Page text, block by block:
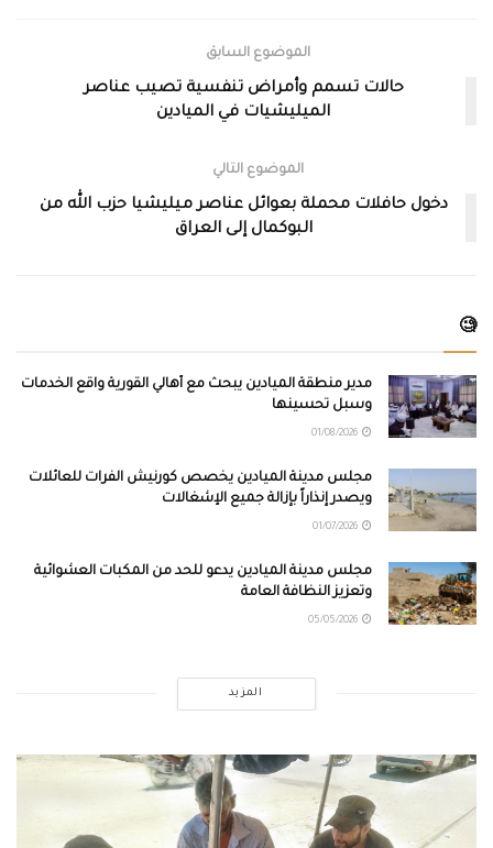
الموضوع السابق
حالات تسمم وأمراض تنفسية تصيب عناصر
الميليشيات في الميادين
الموضوع التالي
دخول حافلات محملة بعوائل عناصر ميليشيا حزب الله من
البوكمال إلى العراق
🧐
مدير منطقة الميادين يبحث مع أهالي القورية واقع الخدمات
وسبل تحسينها
مجلس مدينة الميادين يخصص كورنيش الفرات للعائلات
ويصدر إنذاراً بإزالة جميع الإشغالات
مجلس مدينة الميادين يدعو للحد من المكبات العشوائية
وتعزيز النظافة العامة
المزيد